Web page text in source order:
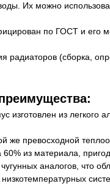
Их можно
по ГОСТ и его
радиаторов (сборка,
изготовлен из легкого
же превосходной
60% из материала,
аналогов, что